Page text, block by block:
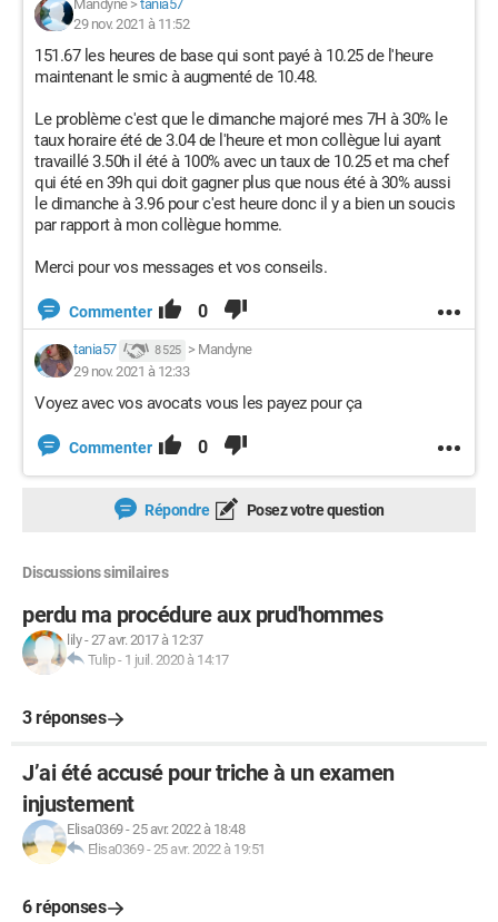
Mandyne> tania57
29 nov. 2021 à 11:52
151.67 les heures de base qui sont payé à 10.25 de l'heure
maintenant le smic à augmenté de 10.48.
Le problème c'est que le dimanche majoré mes 7H à 30% le
taux horaire été de 3.04 de l'heure et mon collègue lui ayant
travaillé 3.50h il été à 100% avec un taux de 10.25 et ma chef
qui été en 39h qui doit gagner plus que nous été à 30% aussi
le dimanche à 3.96 pour c'est heure donc il y a bien un soucis
par rapport à mon collègue homme.
Merci pour vos messages et vos conseils.
Commenter 0
tania57 8 525 > Mandyne
29 nov. 2021 à 12:33
Voyez avec vos avocats vous les payez pour ça
Commenter 0
Répondre Posez votre question
Discussions similaires
perdu ma procédure aux prud'hommes
lily-27 avr. 2017 à 12:37
Tulip- 1 juil. 2020 à 14:17
3 réponses
J’ai été accusé pour triche à un examen
injustement
Elisa0369-25 avr. 2022 à 18:48
Elisa0369-25 avr. 2022 à 19:51
6 réponses